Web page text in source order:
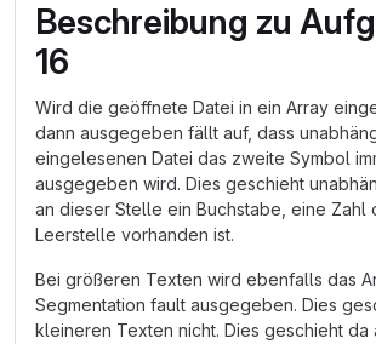
Beschreibung zu
16
Wird die geöffnete Datei in ein Array
dann ausgegeben fällt auf, dass
eingelesenen Datei das zweite Symbol
ausgegeben wird. Dies geschieht
an dieser Stelle ein Buchstabe, eine Zahl
Leerstelle vorhanden ist.
Bei größeren Texten wird ebenfalls das
Segmentation fault ausgegeben. Dies
kleineren Texten nicht. Dies geschieht da